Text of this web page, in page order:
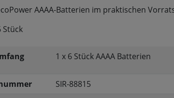
AAAA-Batterien im praktischen
Stück
1 x 6 Stück AAAA Batterien
SIR-88815